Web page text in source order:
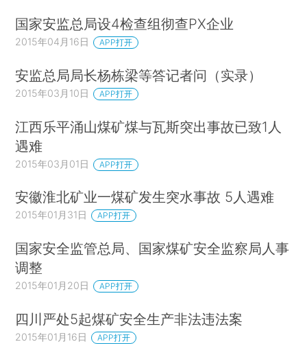
国家安监总局设4检查组彻查PX企业
2015年04月16日 APP打开
安监总局局长杨栋梁等答记者问（实录）
2015年03月10日 APP打开
江西乐平涌山煤矿煤与瓦斯突出事故已致1人
遇难
2015年03月01日 APP打开
安徽淮北矿业一煤矿发生突水事故 5人遇难
2015年01月31日 APP打开
国家安全监管总局、国家煤矿安全监察局人事
调整
2015年01月20日 APP打开
四川严处5起煤矿安全生产非法违法案
2015年01月16日 APP打开